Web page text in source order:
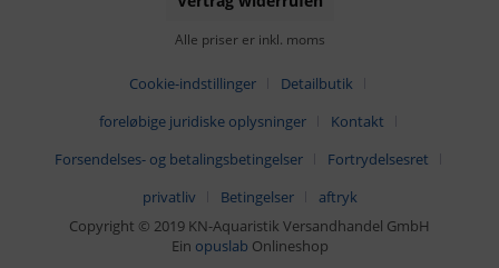
Alle priser er inkl. moms
Cookie-indstillinger
Detailbutik
foreløbige juridiske oplysninger
Kontakt
Forsendelses- og betalingsbetingelser
Fortrydelsesret
privatliv
Betingelser
aftryk
Copyright © 2019 KN-Aquaristik Versandhandel GmbH
Ein opuslab Onlineshop